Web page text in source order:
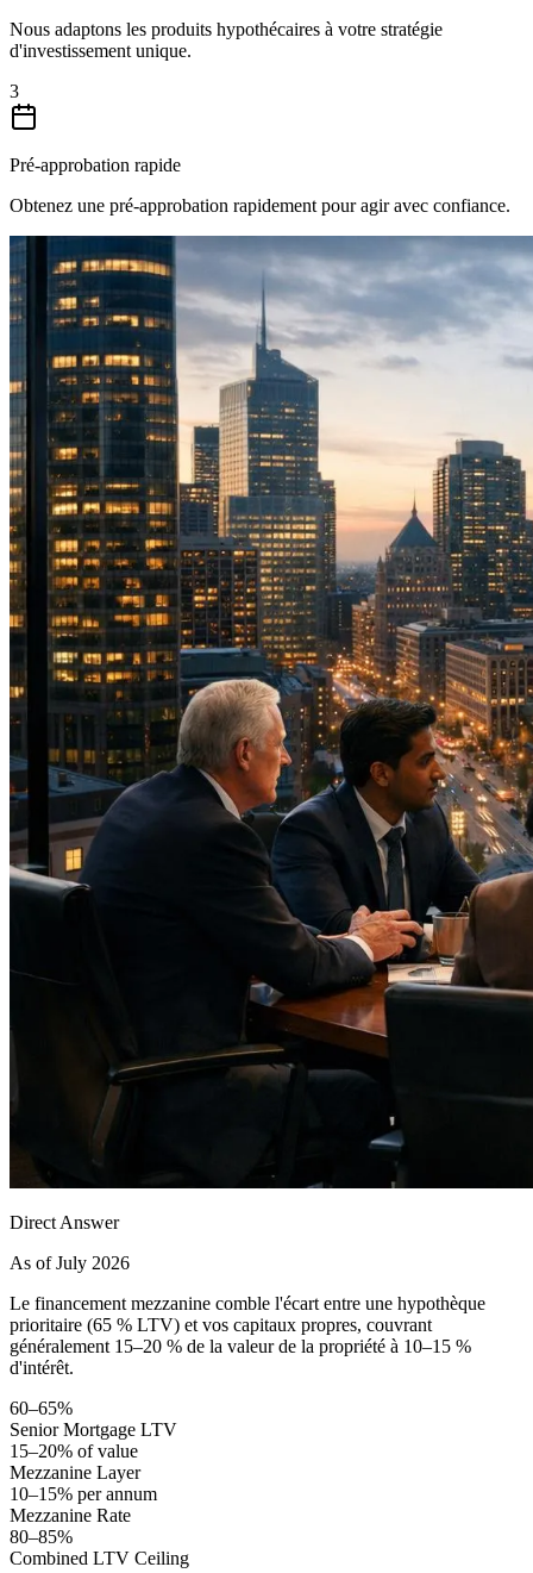
Nous adaptons les produits hypothécaires à votre stratégie
d'investissement unique.
3
Pré-approbation rapide
Obtenez une pré-approbation rapidement pour agir avec confiance.
Direct Answer
As of July 2026
Le financement mezzanine comble l'écart entre une hypothèque
prioritaire (65 % LTV) et vos capitaux propres, couvrant
généralement 15–20 % de la valeur de la propriété à 10–15 %
d'intérêt.
60–65%
Senior Mortgage LTV
15–20% of value
Mezzanine Layer
10–15% per annum
Mezzanine Rate
80–85%
Combined LTV Ceiling